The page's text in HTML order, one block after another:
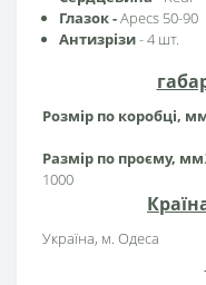
Глазок-Apecs 50-90
Антизрізи- 4 шт.
Розмір по коробці,
Размір по проєму, мм
1000
Україна, м. Одеса